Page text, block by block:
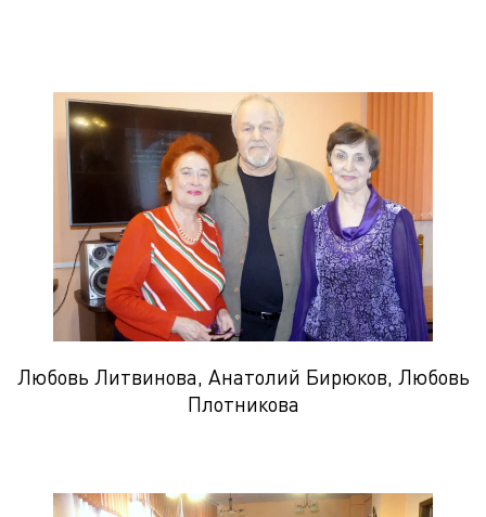
Любовь Литвинова, Анатолий Бирюков, Любовь
Плотникова